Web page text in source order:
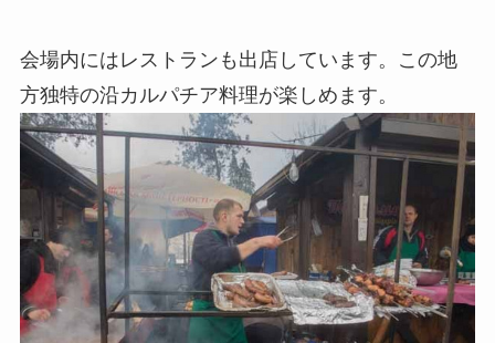
会場内にはレストランも出店しています。この地
方独特の沿カルパチア料理が楽しめます。